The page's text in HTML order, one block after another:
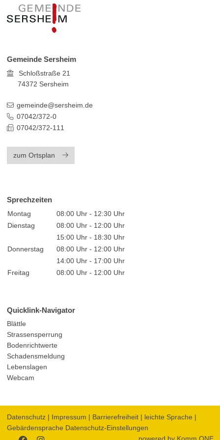
Gemeinde Sersheim
Schloßstraße 21
74372 Sersheim
gemeinde@sersheim.de
07042/372-0
07042/372-111
zum Ortsplan
Sprechzeiten
Montag
08:00 Uhr - 12:30 Uhr
Dienstag
08:00 Uhr - 12:00 Uhr
15:00 Uhr - 18:30 Uhr
Donnerstag
08:00 Uhr - 12:00 Uhr
14:00 Uhr - 17:00 Uhr
Freitag
08:00 Uhr - 12:00 Uhr
Quicklink-Navigator
Blättle
Strassensperrung
Bodenrichtwerte
Schadensmeldung
Lebenslagen
Webcam
Datenschutz| Impressum Barrierefreiheit| leichte Sprache
Gebärdensprache Datenschutz-Einstellungen